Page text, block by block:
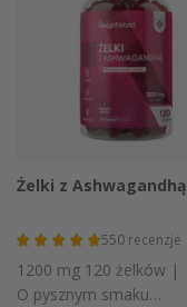
Żelki z Ashwagandhą
550 recenzje
1200 mg 120 żelków |
O pysznym smaku